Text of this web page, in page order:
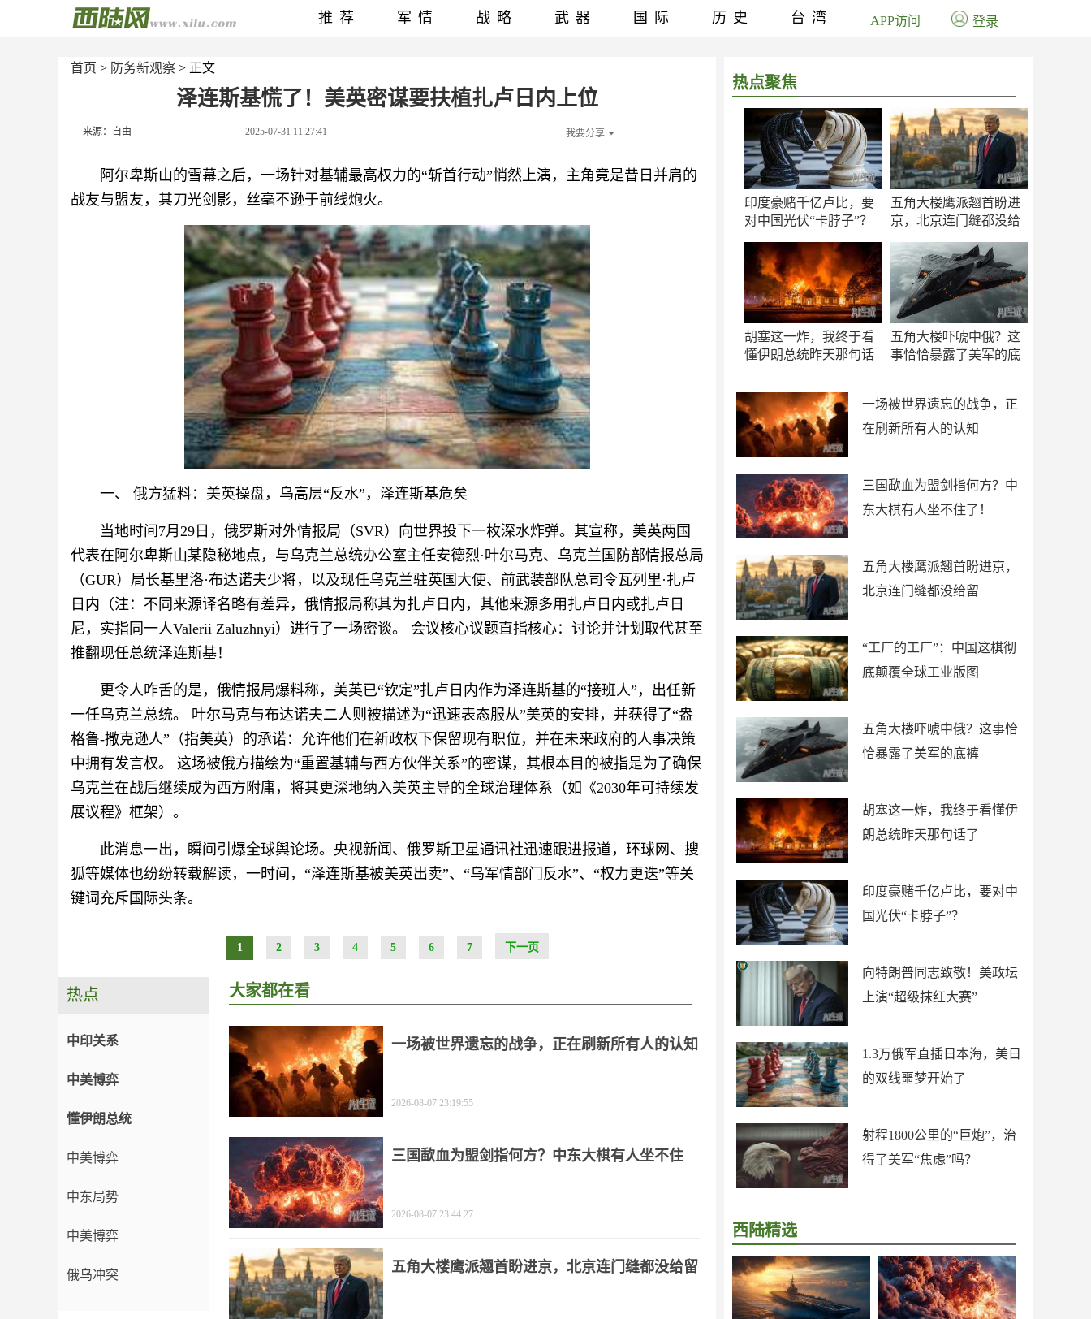
首页 > 防务新观察 > 正文
泽连斯基慌了！美英密谋要扶植扎卢日内上位
来源：自由 2025-07-31 11:27:41 我要分享
阿尔卑斯山的雪幕之后，一场针对基辅最高权力的“斩首行动”悄然上演，主角竟是昔日并肩的
战友与盟友，其刀光剑影，丝毫不逊于前线炮火。
一、 俄方猛料：美英操盘，乌高层“反水”，泽连斯基危矣
当地时间7月29日，俄罗斯对外情报局（SVR）向世界投下一枚深水炸弹。其宣称，美英两国
代表在阿尔卑斯山某隐秘地点，与乌克兰总统办公室主任安德烈·叶尔马克、乌克兰国防部情报总局
（GUR）局长基里洛·布达诺夫少将，以及现任乌克兰驻英国大使、前武装部队总司令瓦列里·扎卢
日内（注：不同来源译名略有差异，俄情报局称其为扎卢日内，其他来源多用扎卢日内或扎卢日
尼，实指同一人Valerii Zaluzhnyi）进行了一场密谈。 会议核心议题直指核心：讨论并计划取代甚至
推翻现任总统泽连斯基！
更令人咋舌的是，俄情报局爆料称，美英已“钦定”扎卢日内作为泽连斯基的“接班人”，出任新
一任乌克兰总统。 叶尔马克与布达诺夫二人则被描述为“迅速表态服从”美英的安排，并获得了“盎
格鲁-撒克逊人”（指美英）的承诺：允许他们在新政权下保留现有职位，并在未来政府的人事决策
中拥有发言权。 这场被俄方描绘为“重置基辅与西方伙伴关系”的密谋，其根本目的被指是为了确保
乌克兰在战后继续成为西方附庸，将其更深地纳入美英主导的全球治理体系（如《2030年可持续发
展议程》框架）。
此消息一出，瞬间引爆全球舆论场。央视新闻、俄罗斯卫星通讯社迅速跟进报道，环球网、搜
狐等媒体也纷纷转载解读，一时间，“泽连斯基被美英出卖”、“乌军情部门反水”、“权力更迭”等关
键词充斥国际头条。
1 2 3 4 5 6 7 下一页
热点聚焦
印度豪赌千亿卢比，要
对中国光伏“卡脖子”？
五角大楼鹰派翘首盼进
京，北京连门缝都没给
胡塞这一炸，我终于看
懂伊朗总统昨天那句话
五角大楼吓唬中俄？这
事恰恰暴露了美军的底
一场被世界遗忘的战争，正
在刷新所有人的认知
三国歃血为盟剑指何方？中
东大棋有人坐不住了！
五角大楼鹰派翘首盼进京，
北京连门缝都没给留
“工厂的工厂”：中国这棋彻
底颠覆全球工业版图
五角大楼吓唬中俄？这事恰
恰暴露了美军的底裤
胡塞这一炸，我终于看懂伊
朗总统昨天那句话了
印度豪赌千亿卢比，要对中
国光伏“卡脖子”？
向特朗普同志致敬！美政坛
上演“超级抹红大赛”
1.3万俄军直插日本海，美日
的双线噩梦开始了
射程1800公里的“巨炮”，治
得了美军“焦虑”吗？
西陆精选
推荐 军情 战略 武器 国际 历史 台湾 APP访问 登录
热点
中印关系
中美博弈
懂伊朗总统
中美博弈
中东局势
中美博弈
俄乌冲突
大家都在看
一场被世界遗忘的战争，正在刷新所有人的认知
2026-08-07 23:19:55
三国歃血为盟剑指何方？中东大棋有人坐不住
2026-08-07 23:44:27
五角大楼鹰派翘首盼进京，北京连门缝都没给留